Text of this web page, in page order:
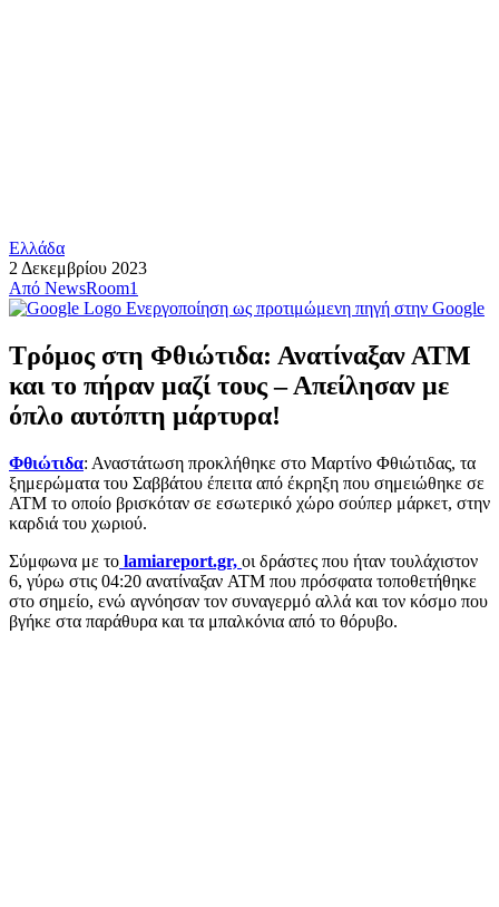
Ελλάδα
2 Δεκεμβρίου 2023
Από NewsRoom1
Ενεργοποίηση ως προτιμώμενη πηγή στην Google
Τρόμος στη Φθιώτιδα: Ανατίναξαν ΑΤΜ
και το πήραν μαζί τους – Απείλησαν με
όπλο αυτόπτη μάρτυρα!
Φθιώτιδα: Αναστάτωση προκλήθηκε στο Μαρτίνο Φθιώτιδας, τα
ξημερώματα του Σαββάτου έπειτα από έκρηξη που σημειώθηκε σε
ΑΤΜ το οποίο βρισκόταν σε εσωτερικό χώρο σούπερ μάρκετ, στην
καρδιά του χωριού.
Σύμφωνα με το lamiareport.gr, οι δράστες που ήταν τουλάχιστον
6, γύρω στις 04:20 ανατίναξαν ATM που πρόσφατα τοποθετήθηκε
στο σημείο, ενώ αγνόησαν τον συναγερμό αλλά και τον κόσμο που
βγήκε στα παράθυρα και τα μπαλκόνια από το θόρυβο.